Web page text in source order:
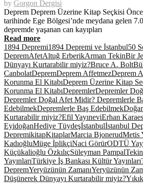
by Gorgon Dergisi
Deprem Deprem Üzerine Kitap Seçkisi
tarihinde Ege Bölgesi’nde meydana gelen
depremde yaşanan can kayıpları
Read more
1894 Depremi1894 Depremi ve İstanbul50
DepremAfetAltuğ ErberikArman TekinBir
Dünyayı Kurtarabilir miyiz?Bruce A. Bolt
CanbolatDepremDeprem AffetmezDeprem
Korunma El KitabıDeprem Üzerine Kitap
Korunma El KitabıDepremlerDepremler
Depremler Doğal Afet Midir? Depremlerle
EdebilmekDepremlerle Baş Edebilmek
Kurtarabilir miyiz?Efil YayıneviErhan
EyidoğanHediye Tüydeşİstanbulİstanbul
DepremikitapKitaplarMarcia BjonerudMetis
KadıoğluMüge İplikçiNaci GörürODTÜ
Küçükalioğlu ÖzkılıçSüleyman PampalTekin
YayınlarıTürkiye İş Bankası Kültür Yayınları
DepremYeryüzünün ZamanıYeryüzünün
Düşünerek Dünyayı Kurtarabilir miyiz?